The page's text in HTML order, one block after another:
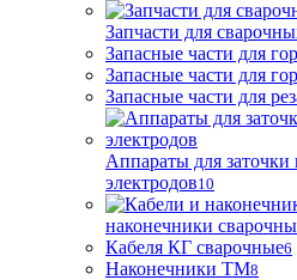
Запчасти для
Запасные части для
Запасные части для
Запасные части для
Аппараты для
электродов10
наконечники
Кабеля КГ сварочные6
Наконечники ТМ8